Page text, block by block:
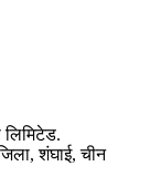
शंघाई, चीन